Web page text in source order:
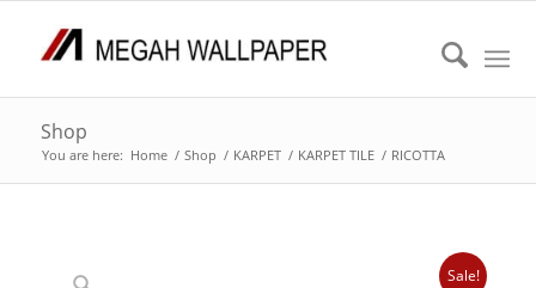
Shop
You are here: Home / Shop / KARPET / KARPET TILE / RICOTTA
Sale!